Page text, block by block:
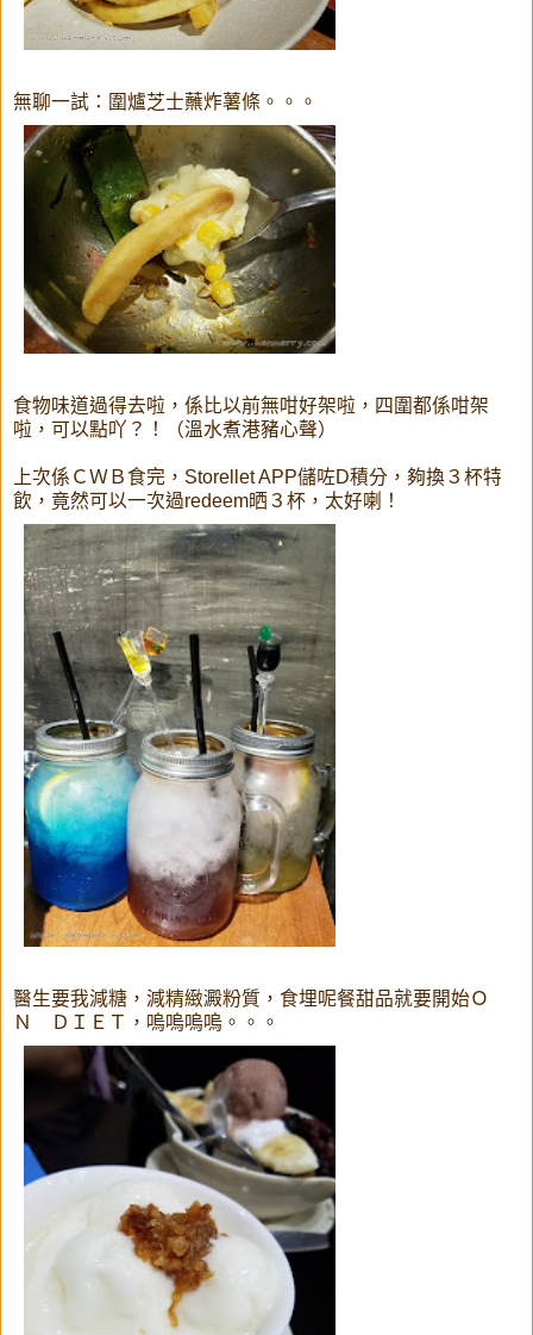
無聊一試：圍爐芝士蘸炸薯條。。。
食物味道過得去啦，係比以前無咁好架啦，四圍都係咁架
啦，可以點吖？！（溫水煮港豬心聲）
上次係ＣＷＢ食完，Storellet APP儲咗D積分，夠換３杯特
飲，竟然可以一次過redeem晒３杯，太好喇！
醫生要我減糖，減精緻澱粉質，食埋呢餐甜品就要開始Ｏ
Ｎ ＤＩＥＴ，嗚嗚嗚嗚。。。